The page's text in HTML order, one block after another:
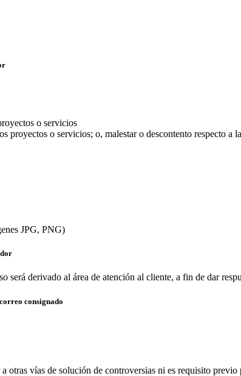
o servicios
proyectos o servicios; o, malestar o descontento respecto a
JPG, PNG)
será derivado al área de atención al cliente, a fin de dar
consignado
otras vías de solución de controversias ni es requisito